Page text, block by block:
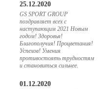
25.12.2020
GS SPORT GROUP
поздравляет всех с
наступающим 2021 Новым
годом! Здоровья!
Благополучия! Процветания!
Успехов! Умения
противостоять трудностям
и становиться сильнее.
01.12.2020